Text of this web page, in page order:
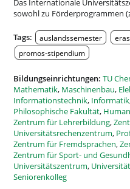
Das Internationale
sowohl zu Förderprogrammen
Tags: auslandssemester
promos-stipendium
Bildungseinrichtungen: TU
Mathematik, Maschinenbau,
Informationstechnik, Informatik
Philosophische Fakultät,
Zentrum für Lehrerbildung,
Universitätsrechenzentrum,
Zentrum für Fremdsprachen,
Zentrum für Sport- und
Universitätszentrum,
Seniorenkolleg